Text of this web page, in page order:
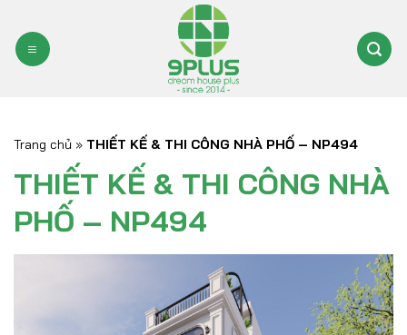
qua
nội
Trang chủ » THIẾT KẾ & THI CÔNG NHÀ PHỐ – NP494
THIẾT KẾ & THI CÔNG NHÀ
PHỐ – NP494